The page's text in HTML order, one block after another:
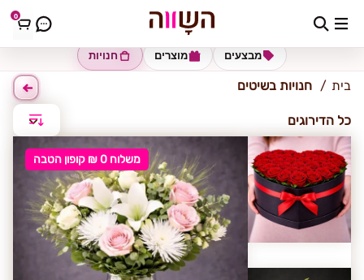
0 שיטים
חנויות מוצרים מבצעים
בית חנויות בשיטים
כל הדירוגים
משלוח 0 ₪ קופון הטבה